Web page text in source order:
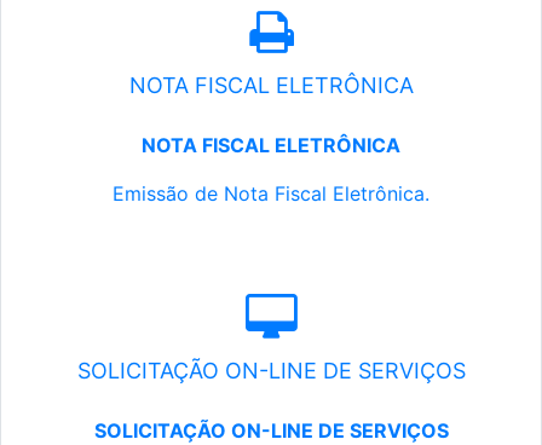
NOTA FISCAL ELETRÔNICA
NOTA FISCAL ELETRÔNICA
Emissão de Nota Fiscal Eletrônica.
SOLICITAÇÃO ON-LINE DE SERVIÇOS
SOLICITAÇÃO ON-LINE DE SERVIÇOS